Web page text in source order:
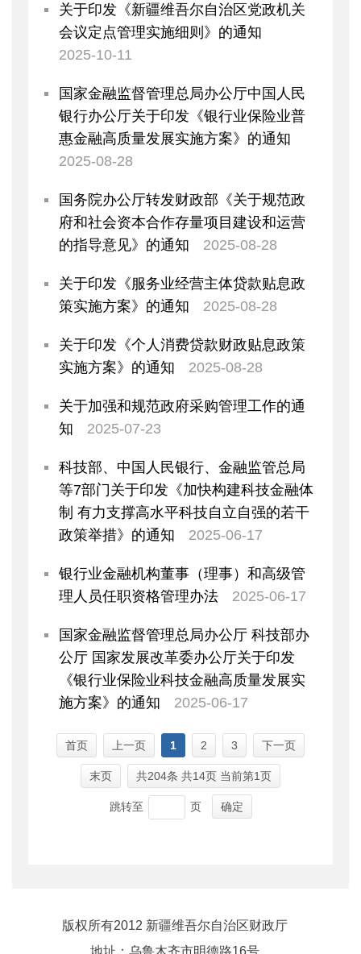
关于印发《新疆维吾尔自治区党政机关
会议定点管理实施细则》的通知
2025-10-11
国家金融监督管理总局办公厅中国人民
银行办公厅关于印发《银行业保险业普
惠金融高质量发展实施方案》的通知
2025-08-28
国务院办公厅转发财政部《关于规范政
府和社会资本合作存量项目建设和运营
的指导意见》的通知
2025-08-28
关于印发《服务业经营主体贷款贴息政
策实施方案》的通知
2025-08-28
关于印发《个人消费贷款财政贴息政策
实施方案》的通知
2025-08-28
关于加强和规范政府采购管理工作的通
知
2025-07-23
科技部、中国人民银行、金融监管总局
等7部门关于印发《加快构建科技金融体
制 有力支撑高水平科技自立自强的若干
政策举措》的通知
2025-06-17
银行业金融机构董事（理事）和高级管
理人员任职资格管理办法
2025-06-17
国家金融监督管理总局办公厅 科技部办
公厅 国家发展改革委办公厅关于印发
《银行业保险业科技金融高质量发展实
施方案》的通知
2025-06-17
首页 上一页 1 2 3 下一页
末页 共204条 共14页 当前第1页
跳转至 页 确定
版权所有2012 新疆维吾尔自治区财政厅